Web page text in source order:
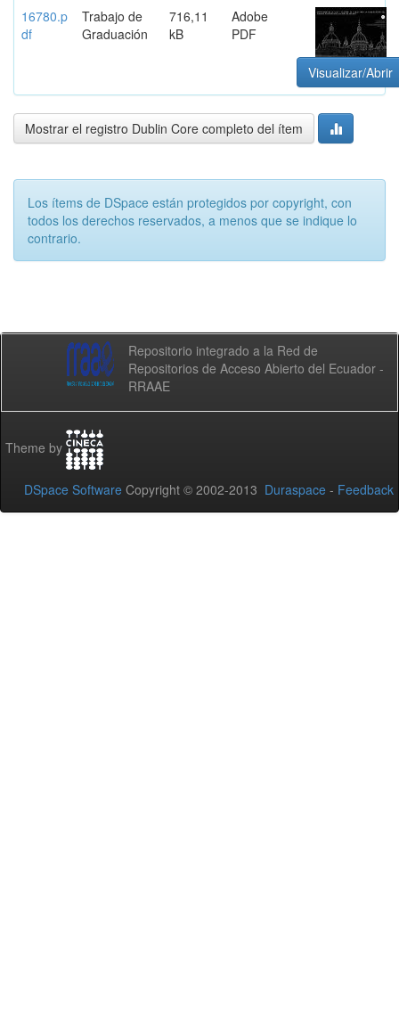
16780.p
df
Trabajo de
Graduación
716,11
kB
Adobe
PDF
Visualizar/Abrir
Mostrar el registro Dublin Core completo del ítem
Los ítems de DSpace están protegidos por copyright, con
todos los derechos reservados, a menos que se indique lo
contrario.
Repositorio integrado a la Red de
Repositorios de Acceso Abierto del Ecuador -
RRAAE
Theme by
DSpace Software Copyright © 2002-2013 Duraspace - Feedback